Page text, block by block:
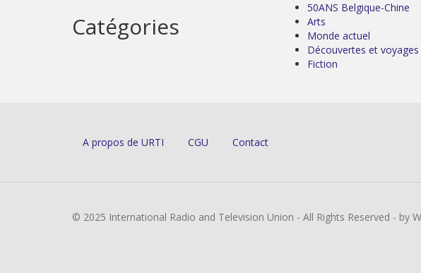
Catégories
50ANS Belgique-Chine
Arts
Monde actuel
Découvertes et voyages
Fiction
A propos de URTI CGU Contact
© 2025 International Radio and Television Union - All Rights Reserved - by